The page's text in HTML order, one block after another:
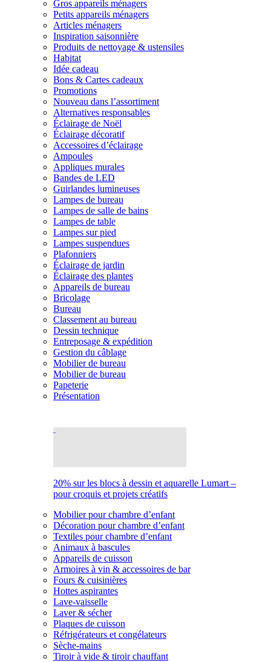
Gros appareils ménagers
Petits appareils ménagers
Articles ménagers
Inspiration saisonnière
Produits de nettoyage & ustensiles
Habitat
Idée cadeau
Bons & Cartes cadeaux
Promotions
Nouveau dans l’assortiment
Alternatives responsables
Éclairage de Noël
Éclairage décoratif
Accessoires d’éclairage
Ampoules
Appliques murales
Bandes de LED
Guirlandes lumineuses
Lampes de bureau
Lampes de salle de bains
Lampes de table
Lampes sur pied
Lampes suspendues
Plafonniers
Éclairage de jardin
Éclairage des plantes
Appareils de bureau
Bricolage
Bureau
Classement au bureau
Dessin technique
Entreposage & expédition
Gestion du câblage
Mobilier de bureau
Mobilier de bureau
Papeterie
Présentation
20% sur les blocs à dessin et aquarelle Lumart –
pour croquis et projets créatifs
Mobilier pour chambre d’enfant
Décoration pour chambre d’enfant
Textiles pour chambre d’enfant
Animaux à bascules
Appareils de cuisson
Armoires à vin & accessoires de bar
Fours & cuisinières
Hottes aspirantes
Lave-vaisselle
Laver & sécher
Plaques de cuisson
Réfrigérateurs et congélateurs
Sèche-mains
Tiroir à vide & tiroir chauffant